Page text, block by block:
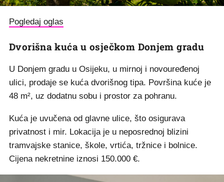
Pogledaj oglas
Dvorišna kuća u osječkom Donjem gradu
U Donjem gradu u Osijeku, u mirnoj i novouređenoj
ulici, prodaje se kuća dvorišnog tipa. Površina kuće je
48 m², uz dodatnu sobu i prostor za pohranu.
Kuća je uvučena od glavne ulice, što osigurava
privatnost i mir. Lokacija je u neposrednoj blizini
tramvajske stanice, škole, vrtića, tržnice i bolnice.
Cijena nekretnine iznosi 150.000 €.